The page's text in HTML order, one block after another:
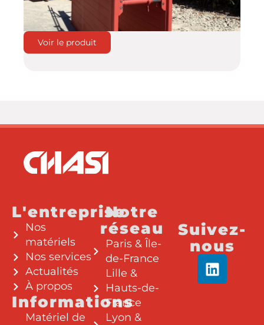
Voir le produit
L'entreprise
Nos
matériels
Nos services
Actualités
À propos
Informations
Matériel de
Notre
réseau
Paris & Île-
de-France
Lille &
Hauts-de-
France
Lyon &
Suivez-
nous